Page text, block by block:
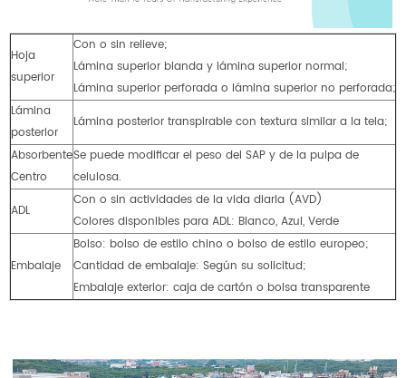
Hoja
superior
Con o sin relieve;
Lámina superior blanda y lámina superior normal;
Lámina superior perforada o lámina superior no perforada;
Lámina
posterior
Lámina posterior transpirable con textura similar a la tela;
Absorbente
Centro
Se puede modificar el peso del SAP y de la pulpa de
celulosa.
ADL
Con o sin actividades de la vida diaria (AVD)
Colores disponibles para ADL: Blanco, Azul, Verde
Embalaje
Bolso: bolso de estilo chino o bolso de estilo europeo;
Cantidad de embalaje: Según su solicitud;
Embalaje exterior: caja de cartón o bolsa transparente